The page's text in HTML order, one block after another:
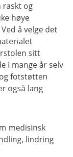
raskt og
høye
å velge det
sitt
i mange år selv
fotstøtten
også lang
medisinsk
lindring